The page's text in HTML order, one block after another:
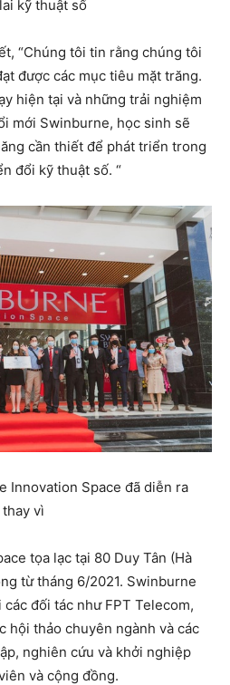
kỹ thuật số
“Chúng tôi tin rằng chúng tôi
được các mục tiêu mặt trăng.
hiện tại và những trải nghiệm
mới Swinburne, học sinh sẽ
cần thiết để phát triển trong
đổi kỹ thuật số. “
Innovation Space đã diễn ra
vì
tọa lạc tại 80 Duy Tân (Hà
từ tháng 6/2021. Swinburne
đối tác như FPT Telecom,
hội thảo chuyên ngành và các
nghiên cứu và khởi nghiệp
và cộng đồng.